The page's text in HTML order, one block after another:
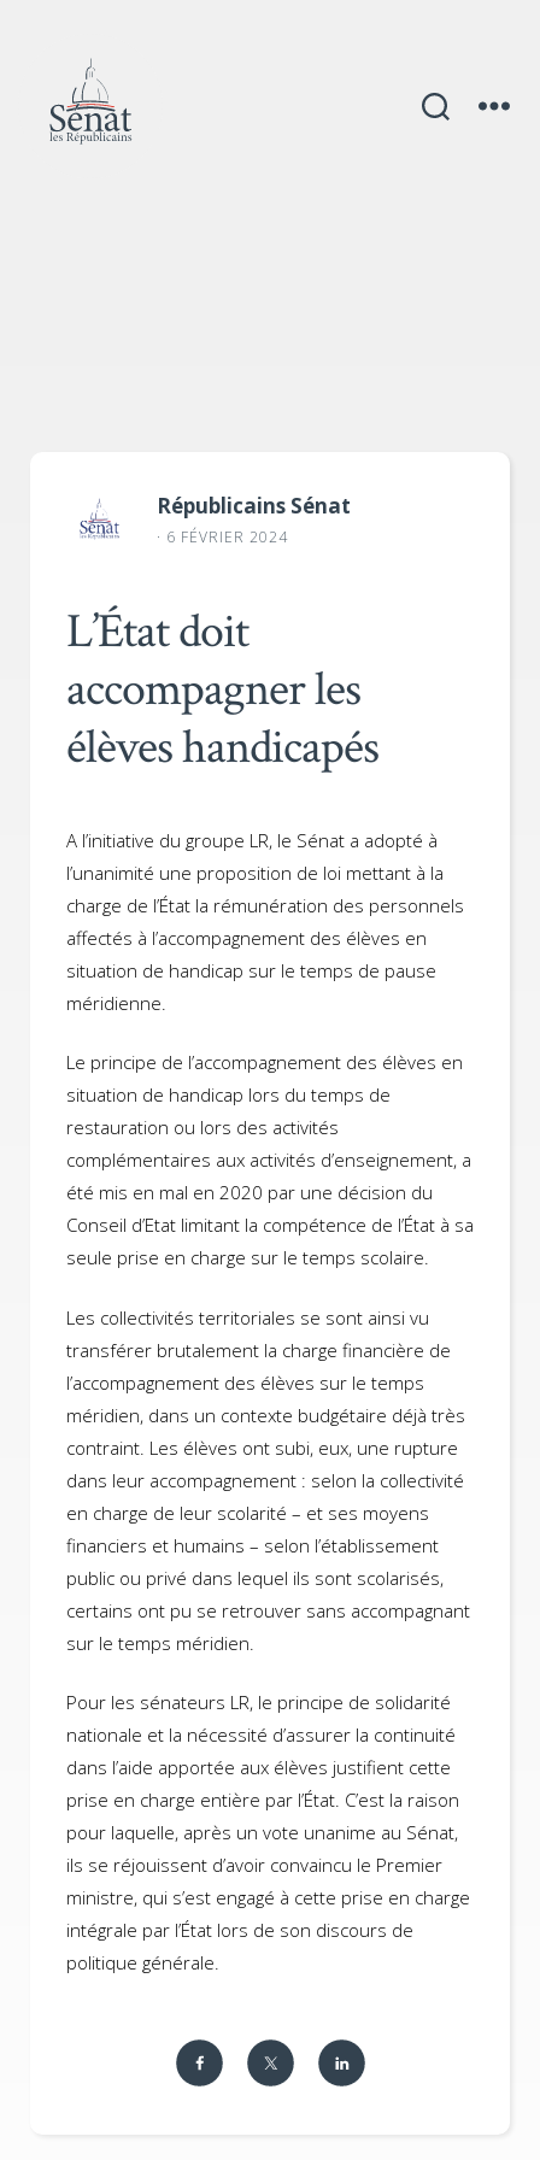
Catégories
Républicains Sénat
· 6 FÉVRIER 2024
L’État doit
accompagner les
élèves handicapés
A l’initiative du groupe LR, le Sénat a adopté à
l’unanimité une proposition de loi mettant à la
charge de l’État la rémunération des personnels
affectés à l’accompagnement des élèves en
situation de handicap sur le temps de pause
méridienne.
Le principe de l’accompagnement des élèves en
situation de handicap lors du temps de
restauration ou lors des activités
complémentaires aux activités d’enseignement, a
été mis en mal en 2020 par une décision du
Conseil d’Etat limitant la compétence de l’État à sa
seule prise en charge sur le temps scolaire.
Les collectivités territoriales se sont ainsi vu
transférer brutalement la charge financière de
l’accompagnement des élèves sur le temps
méridien, dans un contexte budgétaire déjà très
contraint. Les élèves ont subi, eux, une rupture
dans leur accompagnement : selon la collectivité
en charge de leur scolarité – et ses moyens
financiers et humains – selon l’établissement
public ou privé dans lequel ils sont scolarisés,
certains ont pu se retrouver sans accompagnant
sur le temps méridien.
Pour les sénateurs LR, le principe de solidarité
nationale et la nécessité d’assurer la continuité
dans l’aide apportée aux élèves justifient cette
prise en charge entière par l’État. C’est la raison
pour laquelle, après un vote unanime au Sénat,
ils se réjouissent d’avoir convaincu le Premier
ministre, qui s’est engagé à cette prise en charge
intégrale par l’État lors de son discours de
politique générale.